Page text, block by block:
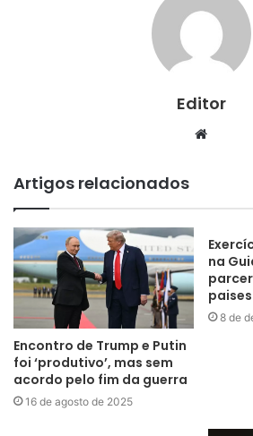
Editor
Website
Artigos relacionados
Encontro de Trump e Putin
foi ‘produtivo’, mas sem
acordo pelo fim da guerra
16 de agosto de 2025
na
paises
8 de